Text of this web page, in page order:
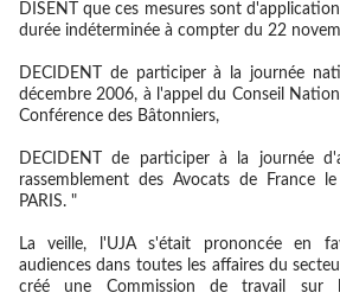
DISENT que ces mesures sont
durée indéterminée à compter du 22
DECIDENT de participer à la journée
décembre 2006, à l'appel du Conseil
Conférence des Bâtonniers,
DECIDENT de participer à la journée
rassemblement des Avocats de France
PARIS. "
La veille, l'UJA s'était prononcée en
audiences dans toutes les affaires du
créé une Commission de travail sur